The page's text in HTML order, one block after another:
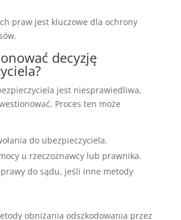
praw jest kluczowe dla ochrony
decyzję
jest niesprawiedliwa,
Proces ten może
do ubezpieczyciela.
u rzeczoznawcy lub prawnika.
do sądu, jeśli inne metody
obniżania odszkodowania przez